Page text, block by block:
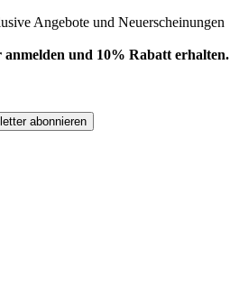
Angebote und Neuerscheinungen
anmelden und 10% Rabatt erhalten.
abonnieren